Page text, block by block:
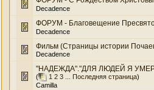
Decadence
ФОРУМ - Благовещение
Decadence
Фильм (Страницы истории
Decadence
"НАДЕЖДА"."ДЛЯ ЛЮДЕЙ Я
( 1 2 3 Последняя страница)
Camilla